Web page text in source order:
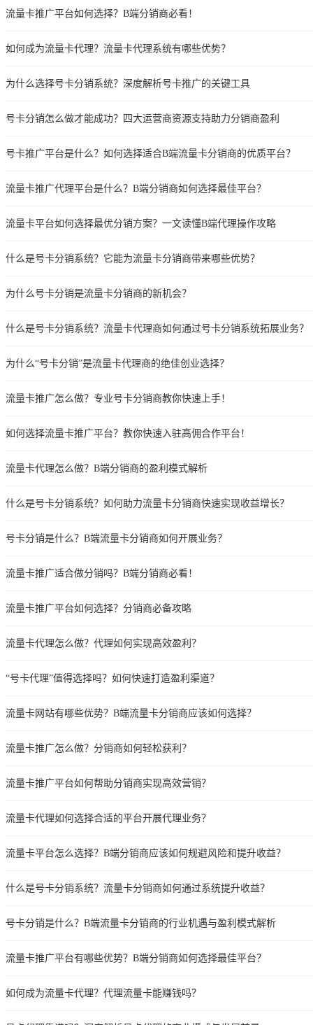
流量卡推广平台如何选择？B端分销商必看！
如何成为流量卡代理？流量卡代理系统有哪些优势？
为什么选择号卡分销系统？深度解析号卡推广的关键工具
号卡分销怎么做才能成功？四大运营商资源支持助力分销商盈利
号卡推广平台是什么？如何选择适合B端流量卡分销商的优质平台？
流量卡推广代理平台是什么？B端分销商如何选择最佳平台？
流量卡平台如何选择最优分销方案？一文读懂B端代理操作攻略
什么是号卡分销系统？它能为流量卡分销商带来哪些优势？
为什么号卡分销是流量卡分销商的新机会？
什么是号卡分销系统？流量卡代理商如何通过号卡分销系统拓展业务？
为什么“号卡分销”是流量卡代理商的绝佳创业选择？
流量卡推广怎么做？专业号卡分销商教你快速上手！
如何选择流量卡推广平台？教你快速入驻高佣合作平台！
流量卡代理怎么做？B端分销商的盈利模式解析
什么是号卡分销系统？如何助力流量卡分销商快速实现收益增长？
号卡分销是什么？B端流量卡分销商如何开展业务？
流量卡推广适合做分销吗？B端分销商必看！
流量卡推广平台如何选择？分销商必备攻略
流量卡代理怎么做？代理如何实现高效盈利？
“号卡代理”值得选择吗？如何快速打造盈利渠道？
流量卡网站有哪些优势？B端流量卡分销商应该如何选择？
流量卡推广怎么做？分销商如何轻松获利？
流量卡推广平台如何帮助分销商实现高效营销？
流量卡代理如何选择合适的平台开展代理业务？
流量卡平台怎么选择？B端分销商应该如何规避风险和提升收益？
什么是号卡分销系统？流量卡分销商如何通过系统提升收益？
号卡分销是什么？B端流量卡分销商的行业机遇与盈利模式解析
流量卡推广平台有哪些优势？B端分销商如何选择最佳平台？
如何成为流量卡代理？代理流量卡能赚钱吗？